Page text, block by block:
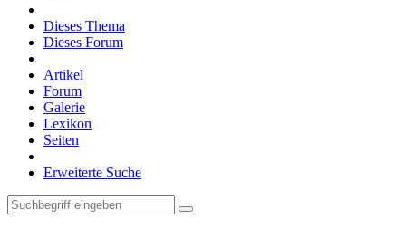
Dieses Thema
Dieses Forum
Artikel
Forum
Galerie
Lexikon
Seiten
Erweiterte Suche